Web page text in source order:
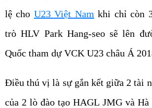
lệ cho U23 Việt Nam khi chỉ còn
trò HLV Park Hang-seo sẽ lên
Quốc tham dự VCK U23 châu Á
Điều thú vị là sự gắn kết giữa 2 tài
của 2 lò đào tạo HAGL JMG và